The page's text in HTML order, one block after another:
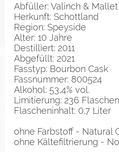
Abfüller: Valinch & Mallet
Herkunft: Schottland
Region: Speyside
Alter: 10 Jahre
Destilliert: 2011
Abgefüllt: 2021
Fasstyp: Bourbon Cask
Fassnummer: 800524
Alkohol: 53,4% vol.
Limitierung: 236 Flaschen
Flascheninhalt: 0,7 Liter
ohne Farbstoff - Natural
ohne Kältefiltrierung -